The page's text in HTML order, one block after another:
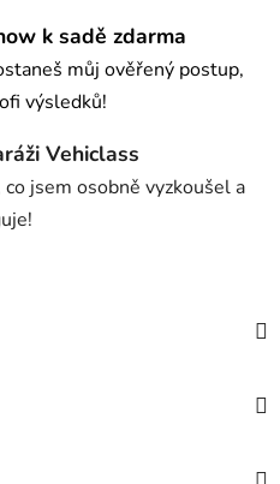
k sadě zdarma
můj ověřený postup,
výsledků!
Vehiclass
jsem osobně vyzkoušel a